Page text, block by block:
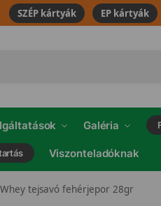
SZÉP kártyák EP kártyák
Galéria
Viszonteladóknak
tejsavó fehérjepor 28gr